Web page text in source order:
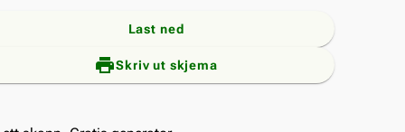
Last ned
print_add
Skriv ut skjema